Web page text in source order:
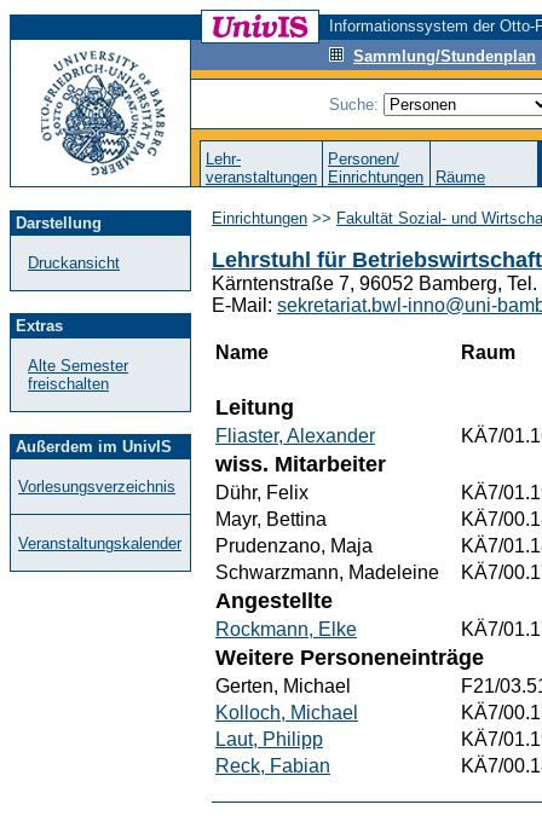
Informationssystem der
Sammlung/Stundenplan
Suche:
Lehr-
veranstaltungen
Personen/
Einrichtungen
Räume
Darstellung
Druckansicht
Extras
Alte Semester
freischalten
Außerdem im UnivIS
Vorlesungsverzeichnis
Veranstaltungskalender
Einrichtungen >> Fakultät Sozial- und
Lehrstuhl für
Kärntenstraße 7, 96052 Bamberg,
E-Mail: sekretariat.bwl-inno@uni-
Name Raum
Leitung
Fliaster, Alexander KÄ7/
wiss. Mitarbeiter
Dühr, Felix
KÄ7/
Mayr, Bettina
KÄ7/
Prudenzano, Maja
KÄ7/
Schwarzmann, Madeleine
KÄ7/
Angestellte
Rockmann, Elke KÄ7/
Weitere Personeneinträge
Gerten, Michael
F21/
Kolloch, Michael
KÄ7/
Laut, Philipp
KÄ7/
Reck, Fabian
KÄ7/